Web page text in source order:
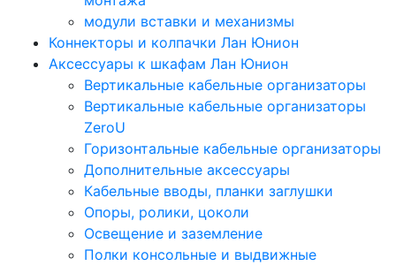
модули вставки и механизмы
Коннекторы и колпачки Лан Юнион
Аксессуары к шкафам Лан Юнион
Вертикальные кабельные организаторы
Вертикальные кабельные организаторы
ZeroU
Горизонтальные кабельные организаторы
Дополнительные аксессуары
Кабельные вводы, планки заглушки
Опоры, ролики, цоколи
Освещение и заземление
Полки консольные и выдвижные